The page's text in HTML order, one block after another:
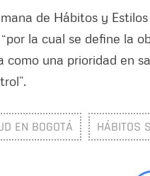
de Hábitos y
la cual se define la
como una prioridad en
EN BOGOTÁ HÁBITOS